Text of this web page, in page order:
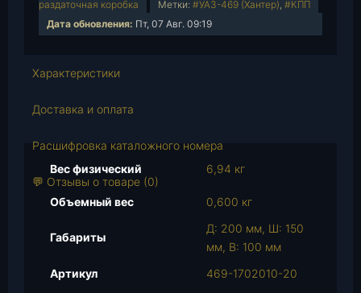
е
т
о
о
а
раздаточная коробка
Метки: #УАЗ-469 (Хантер), #КПП
Дата обновления: Пт, 07 Авг. 09:19
Характеристики
Доставка и оплата
Расшифровка каталожного номера
💬 Отзывы о товаре (0)
Вес физический 6,94 кг
Объемный вес 0,600 кг
Габариты
Д: 200 мм, Ш: 150
мм, В: 100 мм
Артикул
469-1702010-20